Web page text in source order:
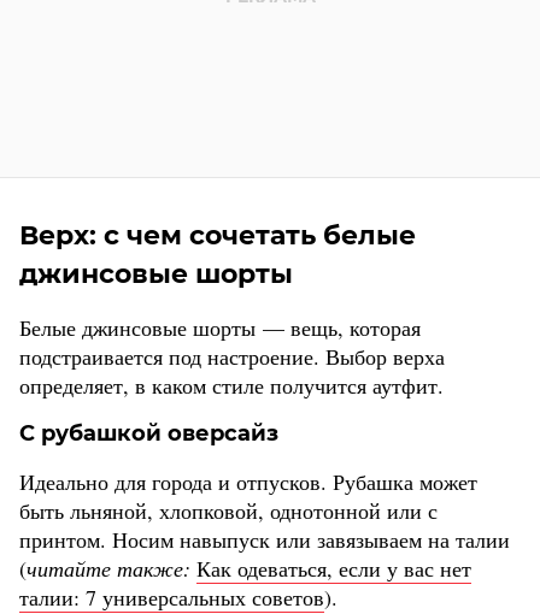
Верх: с чем сочетать белые
джинсовые шорты
Белые джинсовые шорты — вещь, которая
подстраивается под настроение. Выбор верха
определяет, в каком стиле получится аутфит.
С рубашкой оверсайз
Идеально для города и отпусков. Рубашка может
быть льняной, хлопковой, однотонной или с
принтом. Носим навыпуск или завязываем на талии
(читайте также: Как одеваться, если у вас нет
талии: 7 универсальных советов).